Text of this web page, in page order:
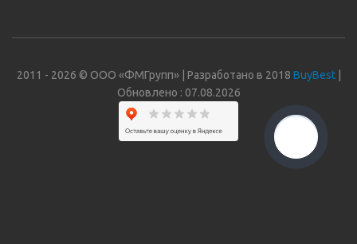
2011 - 2026 © ООО «ФМГрупп» | Разработано в 2018 BuyBest|
Обновлено : 07.08.2026